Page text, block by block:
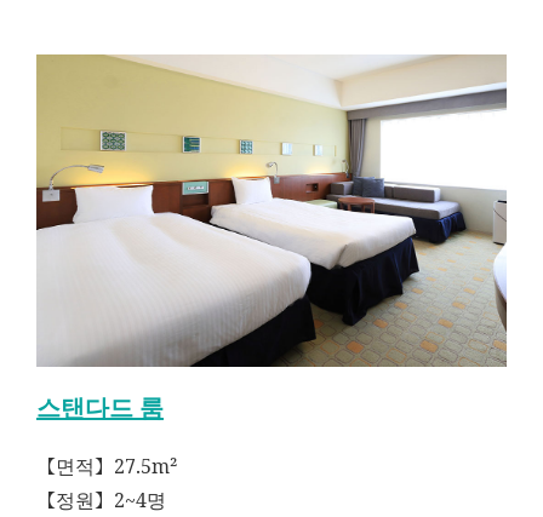
스탠다드 룸
【면적】27.5m²
【정원】2~4명